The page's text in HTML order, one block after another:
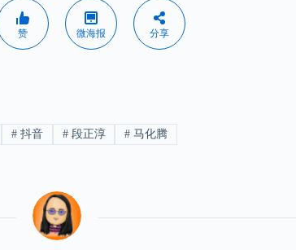
赞 微海报 分享
#抖音 #段正淳 # 马化腾